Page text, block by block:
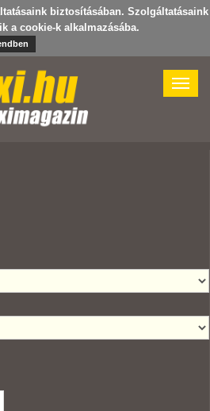
biztosításában. Szolgáltatásaink
a cookie-k alkalmazásába.
Toggle